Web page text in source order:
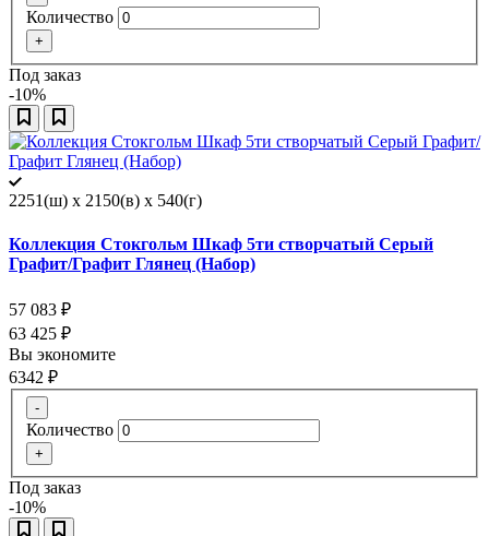
Количество
+
Под заказ
-10%
2251(ш) x 2150(в) x 540(г)
Коллекция Стокгольм Шкаф 5ти створчатый Серый
Графит/Графит Глянец (Набор)
57 083 ₽
63 425 ₽
Вы экономите
6342 ₽
-
Количество
+
Под заказ
-10%